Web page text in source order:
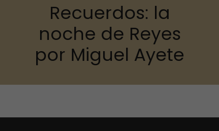
Recuerdos: la
noche de Reyes
por Miguel Ayete